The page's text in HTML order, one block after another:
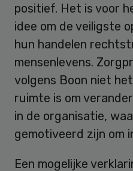
positief. Het is voor
idee om de veiligste
hun handelen
mensenlevens.
volgens Boon niet
ruimte is om
in de organisatie,
gemotiveerd zijn om
Een mogelijke